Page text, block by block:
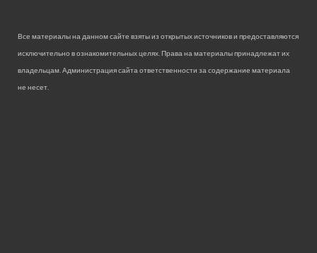
Все материалы на данном сайте взяты из открытых источников и предоставляются
исключительно в ознакомительных целях. Права на материалы принадлежат их
владельцам. Администрация сайта ответственности за содержание материала
не несет.